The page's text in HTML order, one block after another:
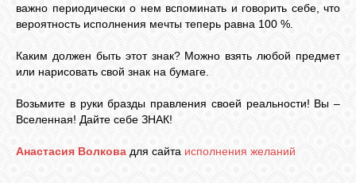
важно периодически о нем вспоминать и говорить себе, что
вероятность исполнения мечты теперь равна 100 %.
Каким должен быть этот знак? Можно взять любой предмет
или нарисовать свой знак на бумаге.
Возьмите в руки бразды правления своей реальности! Вы –
Вселенная! Дайте себе ЗНАК!
Анастасия Волкова для сайта исполнения желаний